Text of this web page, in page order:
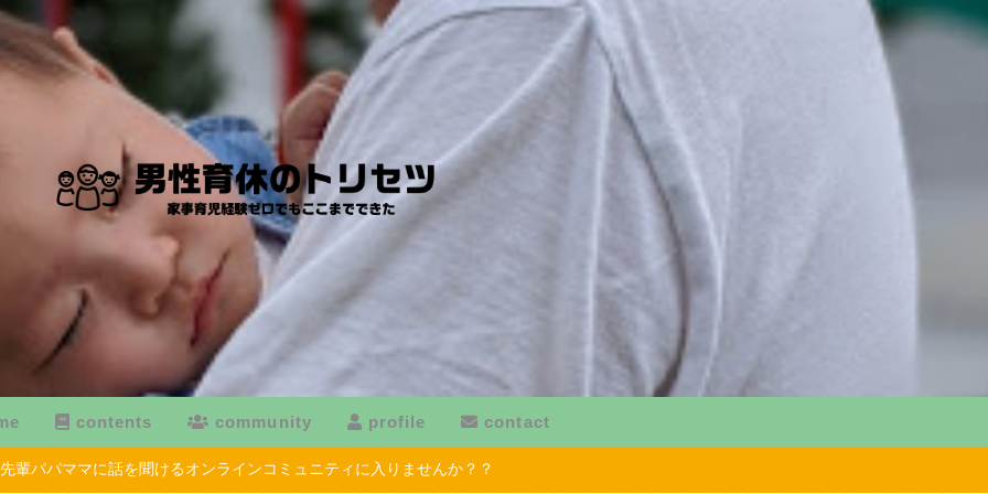
contents community profile contact
先輩パパママに話を聞けるオンラインコミュニティに入りませんか？？